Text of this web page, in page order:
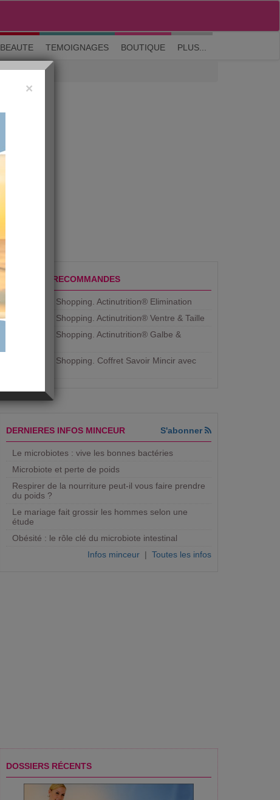
M'inscrire| Me connecter| ? Visite guidée
BEAUTE TEMOIGNAGES BOUTIQUE PLUS...
PRODUITS RECOMMANDES
Aujourdhui Shopping. Actinutrition® Elimination
Aujourdhui Shopping. Actinutrition® Ventre & Taille
Aujourdhui Shopping. Actinutrition® Galbe &
Aujourdhui Shopping. ​Coffret Savoir Mincir avec
DERNIERES INFOS MINCEUR S'abonner
Le microbiotes : vive les bonnes bactéries
Microbiote et perte de poids
Respirer de la nourriture peut-il vous faire prendre
du poids ?
Le mariage fait grossir les hommes selon une
étude
Obésité : le rôle clé du microbiote intestinal
Infos minceur | Toutes les infos
DOSSIERS RÉCENTS
×